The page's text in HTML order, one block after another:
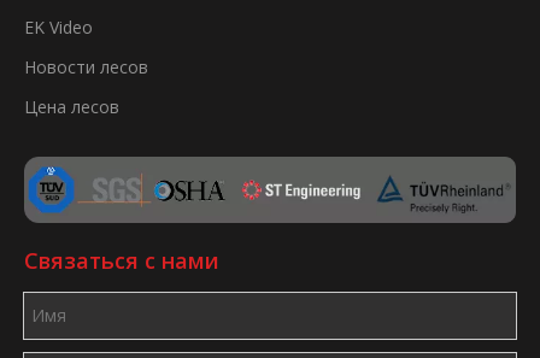
EK Video
Новости лесов
Цена лесов
Связаться с нами